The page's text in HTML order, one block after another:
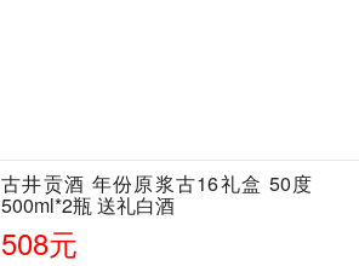
古井贡酒 年份原浆古16礼盒 50度
500ml*2瓶 送礼白酒
508元